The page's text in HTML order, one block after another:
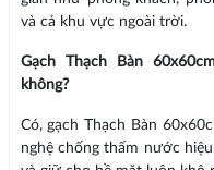
và cả khu vực ngoài trời.
Gạch Thạch Bàn
không?
Có, gạch Thạch Bàn
nghệ chống thấm nước